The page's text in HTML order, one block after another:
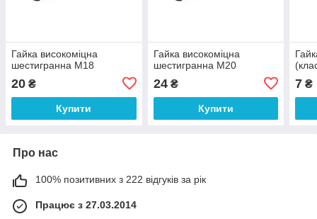
Гайка високоміцна
шестигранна М18
20 ₴
Купити
Гайка високоміцна
шестигранна М20
24₴
Купити
7 ₴
Про нас
100% позитивних з 222 відгуків за рік
Працює з 27.03.2014